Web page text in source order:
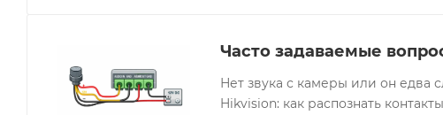
Часто задаваемые
Нет звука с камеры или он
Hikvision: как распознать